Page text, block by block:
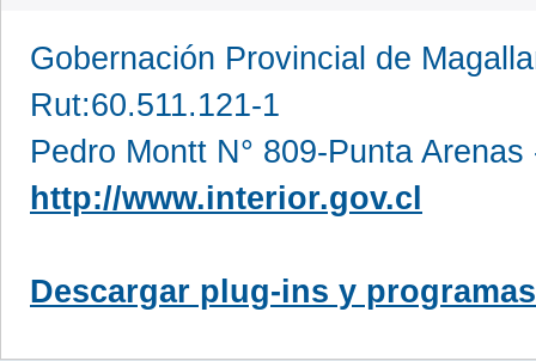
Gobernación Provincial de
Rut:60.511.121-1
Pedro Montt N° 809-Punta
http://www.interior.gov.cl
Descargar plug-ins y